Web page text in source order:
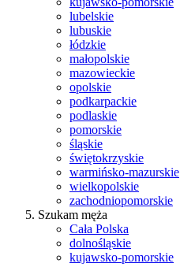
lubelskie
lubuskie
łódzkie
małopolskie
mazowieckie
opolskie
podkarpackie
podlaskie
pomorskie
śląskie
świętokrzyskie
warmińsko-mazurskie
wielkopolskie
zachodniopomorskie
Szukam męża
Cała Polska
dolnośląskie
kujawsko-pomorskie